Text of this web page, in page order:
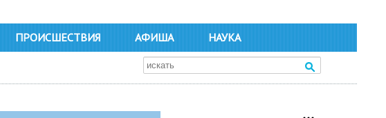
ПРОИСШЕСТВИЯ АФИША НАУКА